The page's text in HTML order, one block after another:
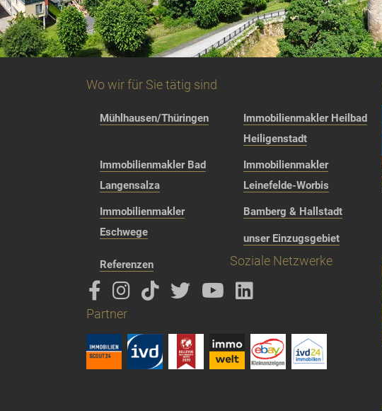
Wo wir für Sie tätig sind
Mühlhausen/Thüringen
Immobilienmakler Heilbad
Heiligenstadt
Immobilienmakler Bad
Langensalza
Immobilienmakler
Leinefelde-Worbis
Immobilienmakler
Eschwege
Bamberg & Hallstadt
unser Einzugsgebiet
Referenzen Soziale Netzwerke
Partner